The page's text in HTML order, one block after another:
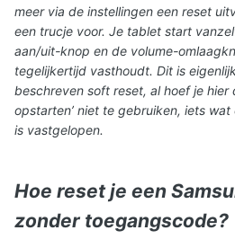
meer via de instellingen een reset
een trucje voor. Je tablet start
aan/uit-knop en de volume-
tegelijkertijd vasthoudt. Dit is
beschreven soft reset, al hoef je hier
opstarten’ niet te gebruiken, iets
is vastgelopen.
Hoe reset je een
zonder toegangscode?